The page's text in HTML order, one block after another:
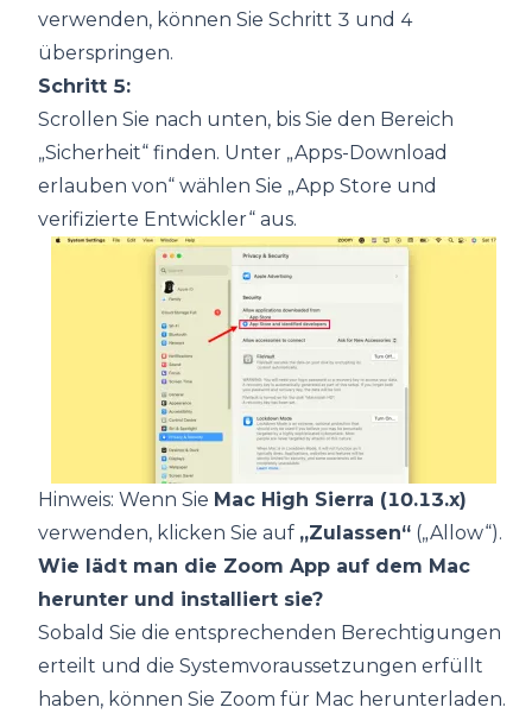
verwenden, können Sie Schritt 3 und 4
überspringen.
Schritt 5:
Scrollen Sie nach unten, bis Sie den Bereich
„Sicherheit“ finden. Unter „Apps-Download
erlauben von“ wählen Sie „App Store und
verifizierte Entwickler“ aus.
Hinweis: Wenn Sie Mac High Sierra (10.13.x)
verwenden, klicken Sie auf „Zulassen“ („Allow“).
Wie lädt man die Zoom App auf dem Mac
herunter und installiert sie?
Sobald Sie die entsprechenden Berechtigungen
erteilt und die Systemvoraussetzungen erfüllt
haben, können Sie Zoom für Mac herunterladen.